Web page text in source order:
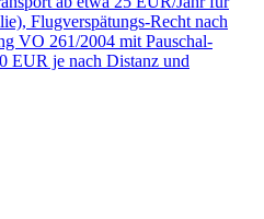
Flugverspätungs-Recht nach
VO 261/2004 mit Pauschal-
EUR je nach Distanz und